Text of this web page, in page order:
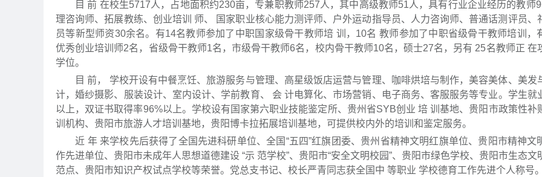
目 前 在校生5717人，占地面积约230亩，专兼职教师257人，其中高级教师51人，具有行业企业经历的教师
理咨询师、拓展教练、创业培训 师、 国家职业核心能力测评师、户外运动指导员、人力咨询师、普通话测评员、
员等新型师资30余名。有14名教师参加了中职国家级骨干教师培 训，10名 教师参加了中职省级骨干教师培训，
优秀创业培训师2名，省级骨干教师1名，市级骨干教师6名，校内骨干教师10名，硕士27名，另有 25名教师正 在
学位。
目 前， 学校开设有中餐烹饪、旅游服务与管理、高星级饭店运营与管理、咖啡烘培与制作，美容美体、美发
计，婚纱摄影、服装设计、室内设计、学前教育、 会 计电算化、市场营销、电子商务、客服服务等专业。学生就
以上，双证书取得率96%以上。学校设有国家第六职业技能鉴定所、贵州省SYB创业 培 训基地、贵阳市政策性补
训机构、贵阳市旅游人才培训基地，贵阳博卡拉拓展培训基地，可提供校内外的培训和鉴定服务。
近 年 来学校先后获得了全国先进科研单位、全国“五四”红旗团委、贵州省精神文明红旗单位、贵阳市精神文
作先进单位、贵阳市未成年人思想道德建设 “示 范学校”、贵阳市“安全文明校园”、贵阳市绿色学校、贵阳市生态文
范点、贵阳市知识产权试点学校等荣誉。党总支书记、校长严青同志获全国中 等职业 学校德育工作先进个人称号